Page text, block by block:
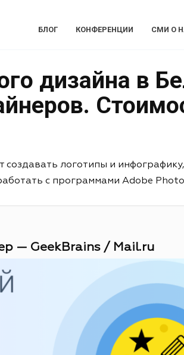
БЛОГ КОНФЕРЕНЦИИ СМИ О
дизайна в
создавать логотипы и
с программами Adobe
— GeekBrains / Mail.ru